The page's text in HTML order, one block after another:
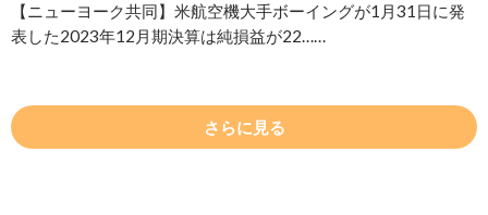
【ニューヨーク共同】米航空機大手ボーイングが1月31日に発
表した2023年12月期決算は純損益が22……
さらに見る